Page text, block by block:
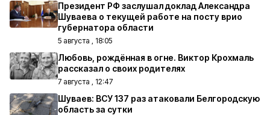
Президент РФ заслушал доклад Александра
Шуваева о текущей работе на посту врио
губернатора области
5 августа , 18:05
Любовь, рождённая в огне. Виктор Крохмаль
рассказал о своих родителях
7 августа , 12:47
Шуваев: ВСУ 137 раз атаковали Белгородскую
область за сутки